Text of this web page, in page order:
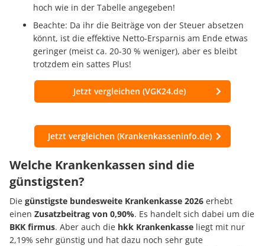
hoch wie in der Tabelle angegeben!
Beachte: Da ihr die Beiträge von der Steuer absetzen
könnt, ist die effektive Netto-Ersparnis am Ende etwas
geringer (meist ca. 20-30 % weniger), aber es bleibt
trotzdem ein sattes Plus!
Jetzt vergleichen (VGK24.de)
Jetzt vergleichen (Krankenkasseninfo.de)
Welche Krankenkassen sind die
günstigsten?
Die günstigste bundesweite Krankenkasse 2026 erhebt
einen Zusatzbeitrag von 0,90%. Es handelt sich dabei um die
BKK firmus. Aber auch die hkk Krankenkasse liegt mit nur
2,19% sehr günstig und hat dazu noch sehr gute